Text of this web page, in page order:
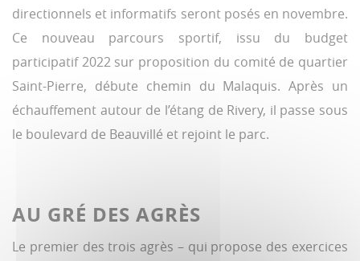
directionnels et informatifs seront posés en novembre.
Ce nouveau parcours sportif, issu du budget
participatif 2022 sur proposition du comité de quartier
Saint-Pierre, débute chemin du Malaquis. Après un
échauffement autour de l’étang de Rivery, il passe sous
le boulevard de Beauvillé et rejoint le parc.
AU GRÉ DES AGRÈS
Le premier des trois agrès – qui propose des exercices